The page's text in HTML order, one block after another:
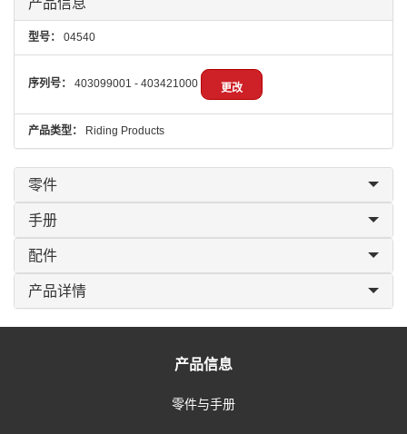
产品信息
型号： 04540
序列号： 403099001 - 403421000 更改
产品类型： Riding Products
零件
手册
配件
产品详情
产品信息
零件与手册